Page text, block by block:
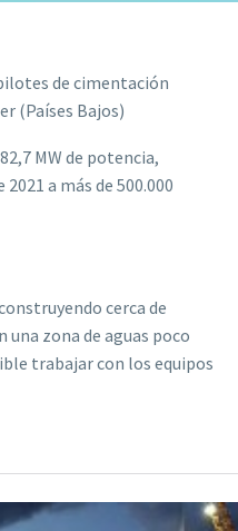
de cimentación
(Países Bajos)
MW de potencia,
a más de 500.000
cerca de
zona de aguas poco
trabajar con los equipos